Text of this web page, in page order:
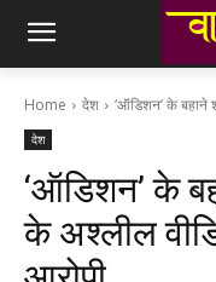
Home देश ‘ऑडिशन’ के बहाने
देश
‘ऑडिशन’ के
के अश्लील